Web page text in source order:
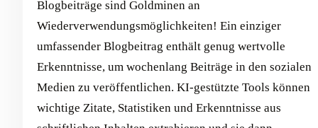
Blogbeiträge sind Goldminen an
Wiederverwendungsmöglichkeiten! Ein einziger
umfassender Blogbeitrag enthält genug wertvolle
Erkenntnisse, um wochenlang Beiträge in den sozialen
Medien zu veröffentlichen. KI-gestützte Tools können
wichtige Zitate, Statistiken und Erkenntnisse aus